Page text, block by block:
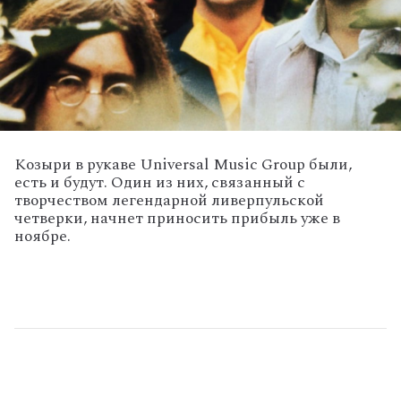
Козыри в рукаве Universal Music Group были,
есть и будут. Один из них, связанный с
творчеством легендарной ливерпульской
четверки, начнет приносить прибыль уже в
ноябре.